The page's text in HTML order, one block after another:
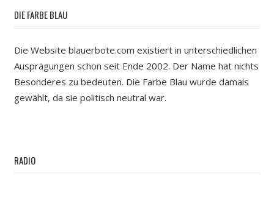
DIE FARBE BLAU
Die Website blauerbote.com existiert in unterschiedlichen
Ausprägungen schon seit Ende 2002. Der Name hat nichts
Besonderes zu bedeuten. Die Farbe Blau wurde damals
gewählt, da sie politisch neutral war.
RADIO